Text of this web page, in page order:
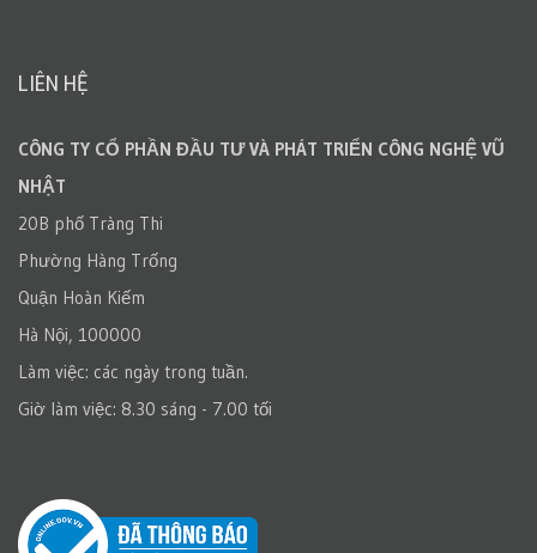
LIÊN HỆ
CÔNG TY CỔ PHẦN ĐẦU TƯ VÀ PHÁT TRIỂN CÔNG NGHỆ VŨ
NHẬT
20B phố Tràng Thi
Phường Hàng Trống
Quận Hoàn Kiếm
Hà Nội, 100000
Làm việc: các ngày trong tuần.
Giờ làm việc: 8.30 sáng - 7.00 tối